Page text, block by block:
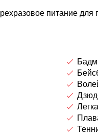
питание